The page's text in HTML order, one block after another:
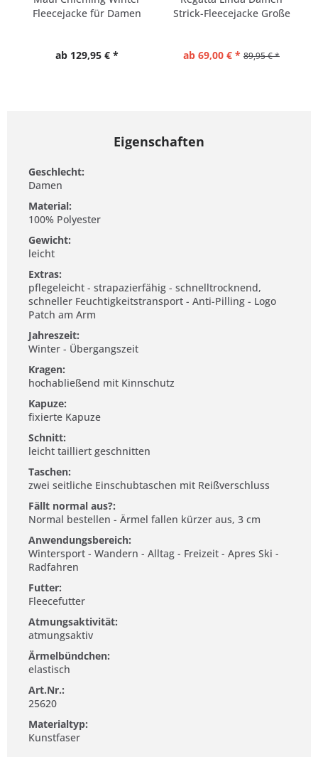
Fleecejacke für Damen
ab 129,95 € *
Strick-Fleecejacke Große
ab 69,00 € * 89,95 € *
Eigenschaften
Geschlecht:
Damen
Material:
100% Polyester
Gewicht:
leicht
Extras:
pflegeleicht - strapazierfähig - schnelltrocknend,
schneller Feuchtigkeitstransport - Anti-Pilling - Logo
Patch am Arm
Jahreszeit:
Winter - Übergangszeit
Kragen:
hochabließend mit Kinnschutz
Kapuze:
fixierte Kapuze
Schnitt:
leicht tailliert geschnitten
Taschen:
zwei seitliche Einschubtaschen mit Reißverschluss
Fällt normal aus?:
Normal bestellen - Ärmel fallen kürzer aus, 3 cm
Anwendungsbereich:
Wintersport - Wandern - Alltag - Freizeit - Apres Ski -
Radfahren
Futter:
Fleecefutter
Atmungsaktivität:
atmungsaktiv
Ärmelbündchen:
elastisch
Art.Nr.:
25620
Materialtyp:
Kunstfaser